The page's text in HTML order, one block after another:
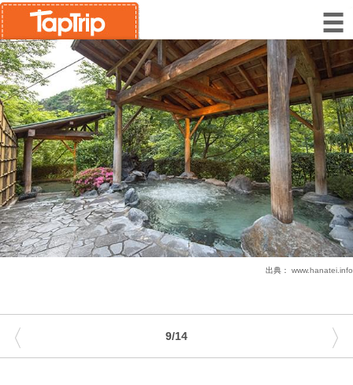
出典： www.hanatei.info
9/14
〈 〉